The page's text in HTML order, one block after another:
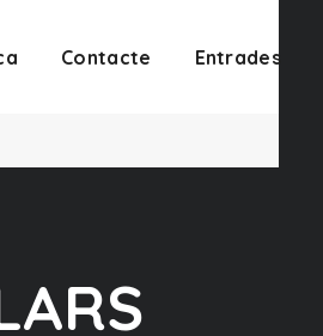
Contacte Entrades